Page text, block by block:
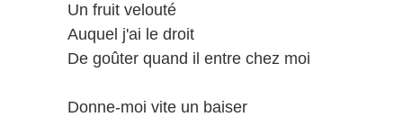
Un fruit velouté
Auquel j'ai le droit
De goûter quand il entre chez moi
Donne-moi vite un baiser